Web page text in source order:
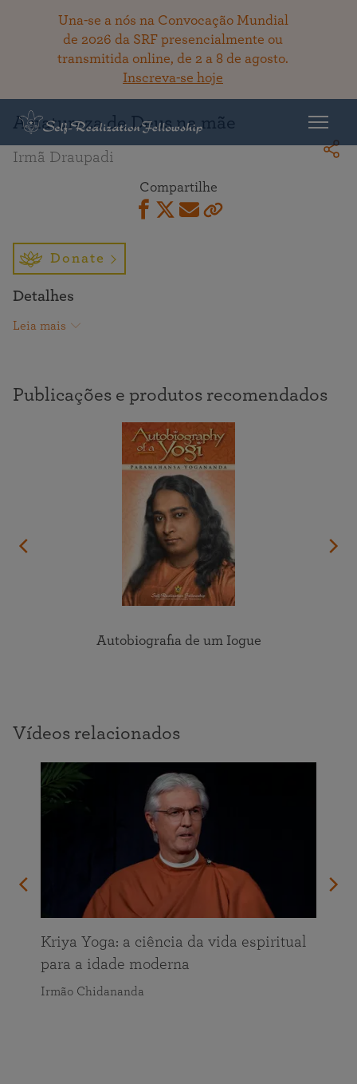
Una-se a nós na Convocação Mundial
de 2026 da SRF presencialmente ou
transmitida online, de 2 a 8 de agosto.
Inscreva-se hoje
Voltar ao acervo
A natureza de Deus na mãe
Irmã Draupadi
Compartilhe
Donate
Detalhes
Leia mais
Publicações e produtos recomendados
Autobiografia de um Iogue
Vídeos relacionados
Kriya Yoga: a ciência da vida espiritual
para a idade moderna
Irmão Chidananda